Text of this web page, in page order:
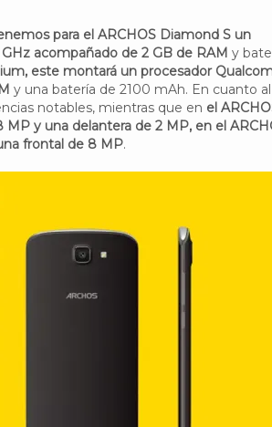
para el ARCHOS Diamond S un
acompañado de 2 GB de RAM y
este montará un procesador
y una batería de 2100 mAh. En cuanto al
notables, mientras que en el
y una delantera de 2 MP, en el
frontal de 8 MP.